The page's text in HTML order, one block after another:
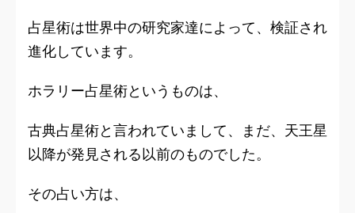
占星術は世界中の研究家達によって、検証され
進化しています。
ホラリー占星術というものは、
古典占星術と言われていまして、まだ、天王星
以降が発見される以前のものでした。
その占い方は、